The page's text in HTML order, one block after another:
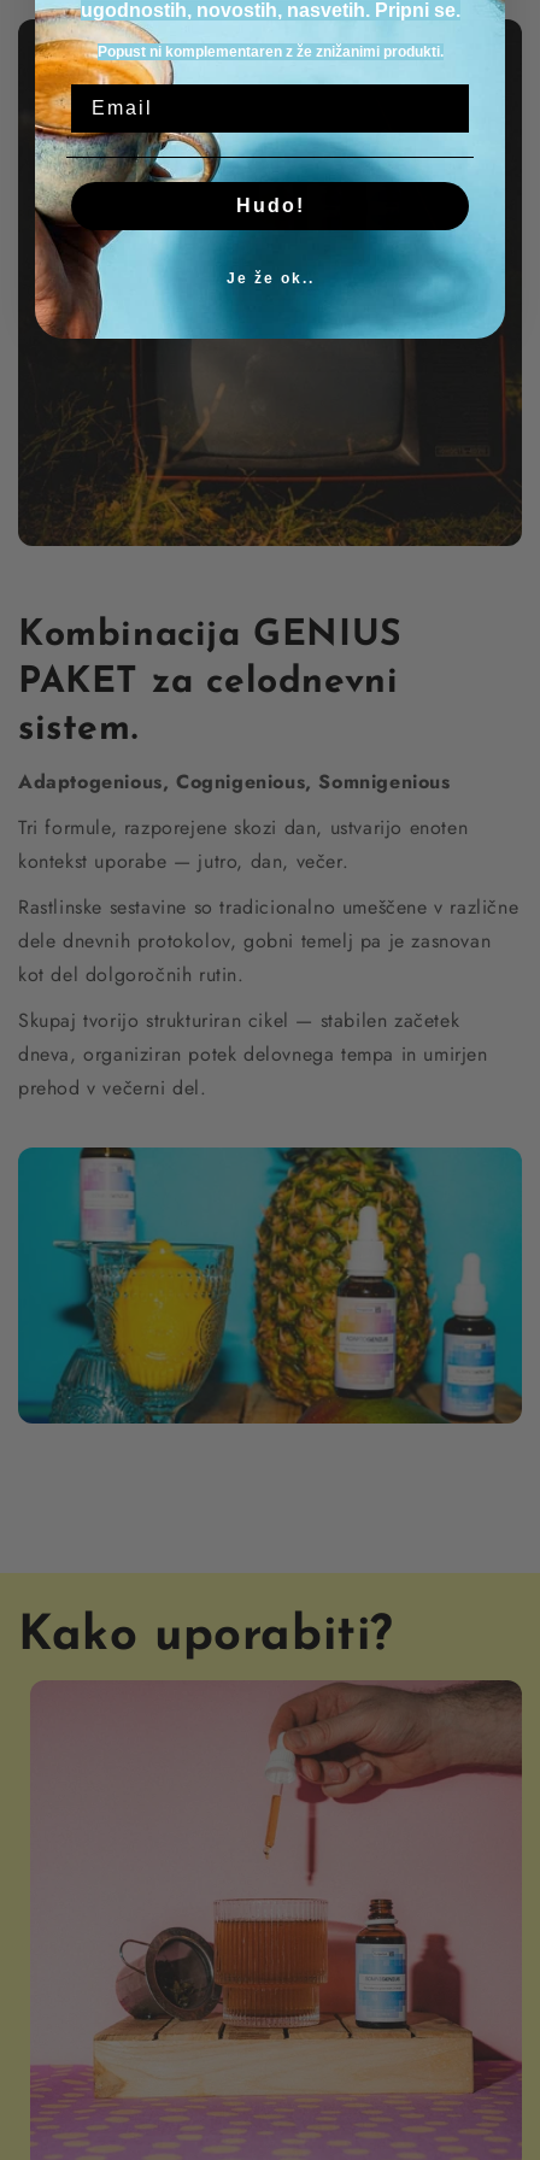
učinku
sprostitve
sprostitveno stanje
miren počitek
naraven spanec
spanja
soočanju s stresom
življenjskega sloga
Kombinacija GENIUS
PAKET za celodnevni
sistem.
Adaptogenious, Cognigenious, Somnigenious
Tri formule, razporejene skozi dan, ustvarijo enoten
kontekst uporabe — jutro, dan, večer.
Rastlinske sestavine so tradicionalno umeščene v različne
dele dnevnih protokolov, gobni temelj pa je zasnovan
kot del dolgoročnih rutin.
Skupaj tvorijo strukturiran cikel — stabilen začetek
dneva, organiziran potek delovnega tempa in umirjen
prehod v večerni del.
Kako uporabiti?
ugodnostih, novostih, nasvetih. Pripni se.
Popust ni komplementaren z že znižanimi produkti.
x
Hudo!
Je že ok..